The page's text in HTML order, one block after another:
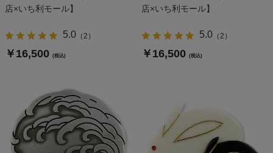
店×いち利モール】
5.0（2 ）
￥16,500 (税込)
店×いち利モール】
5.0（2 ）
￥16,500 (税込)